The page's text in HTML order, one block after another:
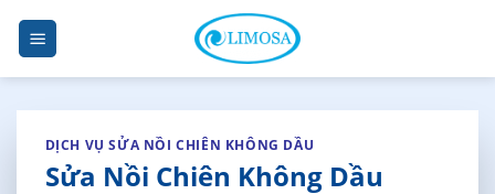
Skip
content
DỊCH VỤ SỬA NỒI CHIÊN KHÔNG DẦU
Sửa Nồi Chiên Không Dầu